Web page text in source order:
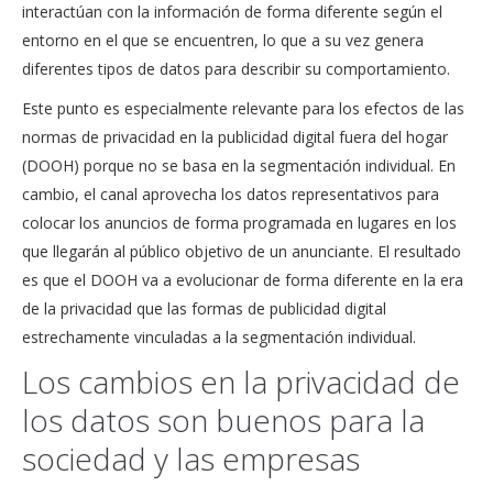
interactúan con la información de forma diferente según el
entorno en el que se encuentren, lo que a su vez genera
diferentes tipos de datos para describir su comportamiento.
Este punto es especialmente relevante para los efectos de las
normas de privacidad en la publicidad digital fuera del hogar
(DOOH) porque no se basa en la segmentación individual. En
cambio, el canal aprovecha los datos representativos para
colocar los anuncios de forma programada en lugares en los
que llegarán al público objetivo de un anunciante. El resultado
es que el DOOH va a evolucionar de forma diferente en la era
de la privacidad que las formas de publicidad digital
estrechamente vinculadas a la segmentación individual.
Los cambios en la privacidad de
los datos son buenos para la
sociedad y las empresas